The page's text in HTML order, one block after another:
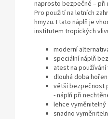
naprosto bezpečné – při
Pro použití na letních
hmyzu. I tato náplň je
institutem tropických
moderní
speciální náplň
atest na
dlouhá doba
větší bezpečnost
- náplň při
lehce
snadno